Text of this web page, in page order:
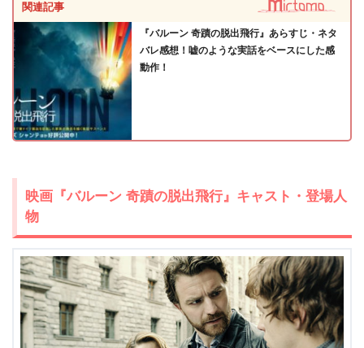
関連記事
『バルーン 奇蹟の脱出飛行』あらすじ・ネタ
バレ感想！嘘のような実話をベースにした感
動作！
映画『バルーン 奇蹟の脱出飛行』キャスト・登場人
物